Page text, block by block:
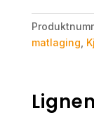
matlaging